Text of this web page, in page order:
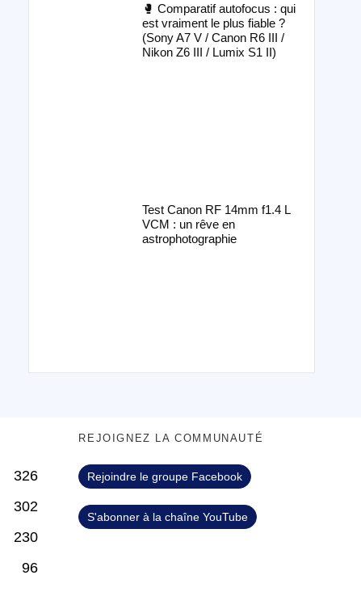
🥊 Comparatif autofocus : qui
est vraiment le plus fiable ?
(Sony A7 V / Canon R6 III /
Nikon Z6 III / Lumix S1 II)
Test Canon RF 14mm f1.4 L
VCM : un rêve en
astrophotographie
326
302
230
96
REJOIGNEZ LA COMMUNAUTÉ
Rejoindre le groupe Facebook
S'abonner à la chaîne YouTube